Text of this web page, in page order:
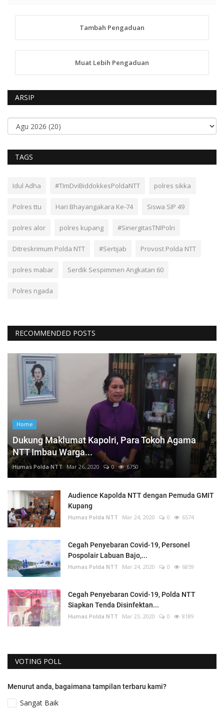
Tambah Pengaduan
Muat Lebih Pengaduan
ARSIP
TAGS
Idul Adha #TImDviBiddokkesPoldaNTT polres sikka
Polres ttu Hari Bhayangakara Ke-74 Siswa SIP 49
polres alor polres kupang #SinergitasTNIPolri
Ditreskrimum Polda NTT #Sertijab Provost Polda NTT
polres mabar Serdik Sespimmen Angkatan 60
Polres ngada
RECOMMENDED POSTS
Home
Dukung Maklumat Kapolri, Para Tokoh Agama
NTT Imbau Warga...
Humas Polda NTT Mar 26, 2020 0 6750
Audience Kapolda NTT dengan Pemuda GMIT
Kupang
Humas Polda NTT Mar 24, 2020 0 6574
Cegah Penyebaran Covid-19, Personel
Pospolair Labuan Bajo,...
Humas Polda NTT Mar 24, 2020 0 6859
Cegah Penyebaran Covid-19, Polda NTT
Siapkan Tenda Disinfektan...
Humas Polda NTT Mar 23, 2020 0 8189
VOTING POLL
Menurut anda, bagaimana tampilan terbaru kami?
Sangat Baik